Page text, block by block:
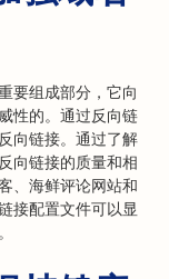
要组成部分，它向
性的。通过反向链
向链接。通过了解
向链接的质量和相
、海鲜评论网站和
接配置文件可以显